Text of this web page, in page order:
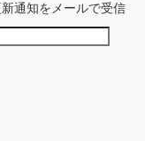
通知をメールで受信